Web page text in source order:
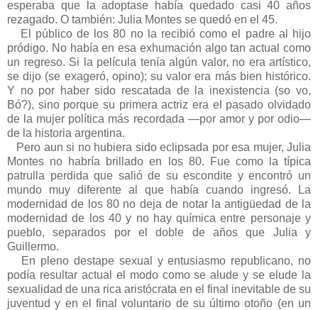
esperaba que la adoptase había quedado casi 40 años
rezagado. O también: Julia Montes se quedó en el 45.
El público de los 80 no la recibió como el padre al hijo
pródigo. No había en esa exhumación algo tan actual como
un regreso. Si la película tenía algún valor, no era artístico,
se dijo (se exageró, opino); su valor era más bien histórico.
Y no por haber sido rescatada de la inexistencia (so vo,
Bó?), sino porque su primera actriz era el pasado olvidado
de la mujer política más recordada —por amor y por odio—
de la historia argentina.
Pero aun si no hubiera sido eclipsada por esa mujer, Julia
Montes no habría brillado en los 80. Fue como la típica
patrulla perdida que salió de su escondite y encontró un
mundo muy diferente al que había cuando ingresó. La
modernidad de los 80 no deja de notar la antigüedad de la
modernidad de los 40 y no hay química entre personaje y
pueblo, separados por el doble de años que Julia y
Guillermo.
En pleno destape sexual y entusiasmo republicano, no
podía resultar actual el modo como se alude y se elude la
sexualidad de una rica aristócrata en el final inevitable de su
juventud y en el final voluntario de su último otoño (en un